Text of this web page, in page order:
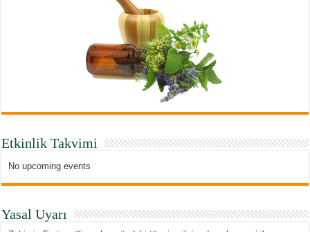
Etkinlik Takvimi
No upcoming events
Yasal Uyarı